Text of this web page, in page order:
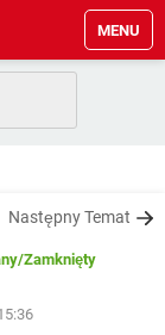
MENU
Następny Temat
/Zamknięty